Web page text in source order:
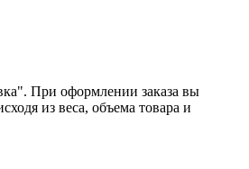
При оформлении заказа вы
из веса, объема товара и